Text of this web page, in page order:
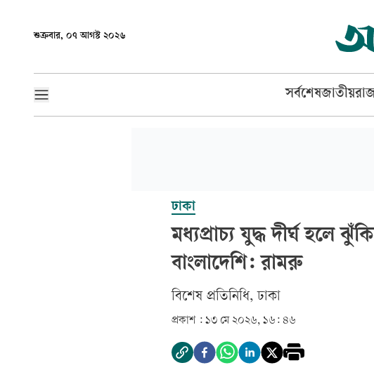
শুক্রবার, ০৭ আগস্ট ২০২৬
সর্বশেষজাতীয়
ঢাকা
মধ্যপ্রাচ্য যুদ্ধ দীর্ঘ হলে
বাংলাদেশি: রামরু
বিশেষ প্রতিনিধি, ঢাকা
প্রকাশ : ১৩ মে ২০২৬, ১৬: ৪৬